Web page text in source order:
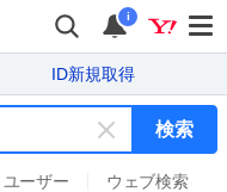
i
ID新規取得
キ
ー
検索
ユーザー ウェブ検索